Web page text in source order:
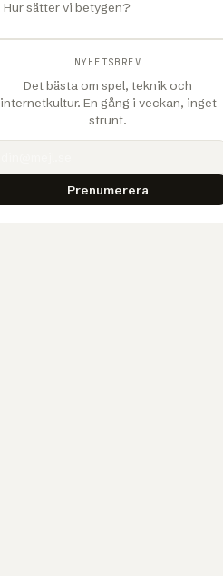
Hur sätter vi betygen?
NYHETSBREV
Det bästa om spel, teknik och
internetkultur. En gång i veckan, inget
strunt.
Prenumerera